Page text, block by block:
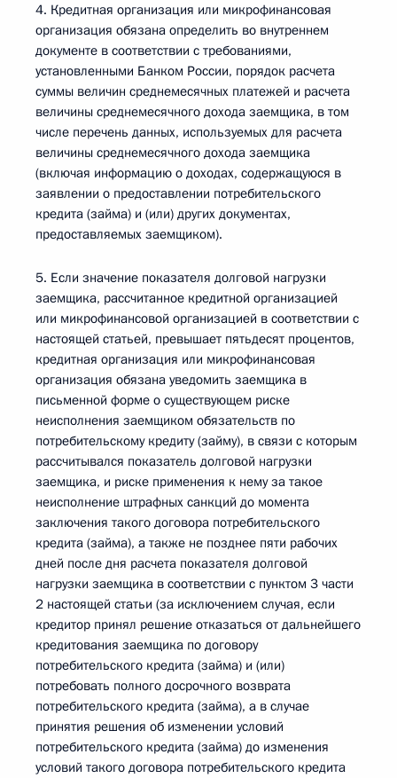
4. Кредитная организация или микрофинансовая
организация обязана определить во внутреннем
документе в соответствии с требованиями,
установленными Банком России, порядок расчета
суммы величин среднемесячных платежей и расчета
величины среднемесячного дохода заемщика, в том
числе перечень данных, используемых для расчета
величины среднемесячного дохода заемщика
(включая информацию о доходах, содержащуюся в
заявлении о предоставлении потребительского
кредита (займа) и (или) других документах,
предоставляемых заемщиком).
5. Если значение показателя долговой нагрузки
заемщика, рассчитанное кредитной организацией
или микрофинансовой организацией в соответствии с
настоящей статьей, превышает пятьдесят процентов,
кредитная организация или микрофинансовая
организация обязана уведомить заемщика в
письменной форме о существующем риске
неисполнения заемщиком обязательств по
потребительскому кредиту (займу), в связи с которым
рассчитывался показатель долговой нагрузки
заемщика, и риске применения к нему за такое
неисполнение штрафных санкций до момента
заключения такого договора потребительского
кредита (займа), а также не позднее пяти рабочих
дней после дня расчета показателя долговой
нагрузки заемщика в соответствии с пунктом 3 части
2 настоящей статьи (за исключением случая, если
кредитор принял решение отказаться от дальнейшего
кредитования заемщика по договору
потребительского кредита (займа) и (или)
потребовать полного досрочного возврата
потребительского кредита (займа), а в случае
принятия решения об изменении условий
потребительского кредита (займа) до изменения
условий такого договора потребительского кредита